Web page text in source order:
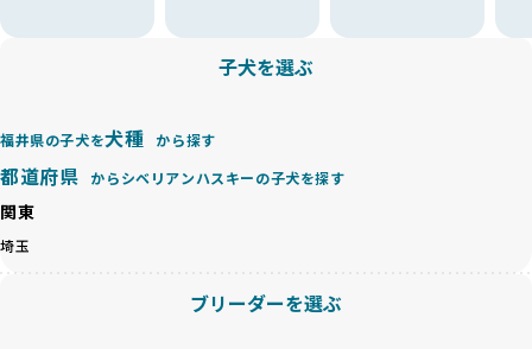
ことを徹底しています。
BreederFamiliesでは、以下の6項目を必須条件とし、これら
基づいた責任あるブリーディングを確保しています。
さらに、健康管理、社会性の育成、遺伝子検査、食事や運動
の質など、ワンちゃんの心身に配慮した飼育環境が整ってい
るかを評価する12項目の総合基準を設けています。これによ
り、より高い基準をクリアしたブリーダーだけを厳選してい
良ブリーダーのみが登録されています。
すが、無計画な交配には健康リスクが伴います。異なる犬種
の特徴を持つことで予測しにくい健康問題が発生する可能性
が高く、診断や治療も複雑化する場合があります。また、ミ
待する理想と現実が大きく異なることも少なくありません。
健康と性格を次世代に引き継ぐために、ミックス犬の繁殖を
避けます。無計画な交配がもたらすリスクを理解し、飼い主
殖を徹底しているのです。
クス犬を繁殖し、健康管理や飼い主への配慮が不十分なこと
子犬を選ぶ
福井県の子犬を犬種 から探す
都道府県 からシベリアンハスキーの子犬を探す
関東
埼玉
ブリーダーを選ぶ